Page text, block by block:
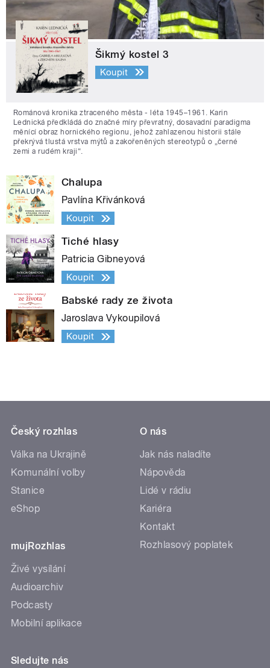
Šikmý kostel 3
Koupit
Románová kronika ztraceného města - léta 1945–1961. Karin
Lednická předkládá do značné míry převratný, dosavadní paradigma
měnící obraz hornického regionu, jehož zahlazenou historii stále
překrývá tlustá vrstva mýtů a zakořeněných stereotypů o „černé
zemi a rudém kraji“.
Chalupa
Pavlína Křivánková
Koupit
Tiché hlasy
Patricia Gibneyová
Koupit
Babské rady ze života
Jaroslava Vykoupilová
Koupit
Český rozhlas
Válka na Ukrajině
Komunální volby
Stanice
eShop
mujRozhlas
Živé vysílání
Audioarchiv
Podcasty
Mobilní aplikace
O nás
Jak nás naladíte
Nápověda
Lidé v rádiu
Kariéra
Kontakt
Rozhlasový poplatek
Sledujte nás